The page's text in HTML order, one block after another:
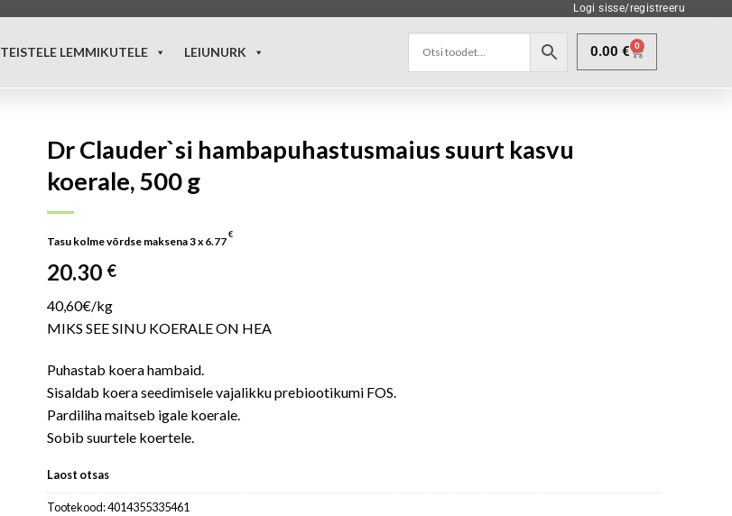
Logi sisse/registreeru
TEISTELE LEMMIKUTELE LEIUNURK 0.00 € 0
Dr Clauder`si hambapuhastusmaius suurt kasvu
koerale, 500 g
Tasu kolme võrdse maksena 3 x 6.77
€
20.30 €
40,60€/kg
MIKS SEE SINU KOERALE ON HEA
Puhastab koera hambaid.
Sisaldab koera seedimisele vajalikku prebiootikumi FOS.
Pardiliha maitseb igale koerale.
Sobib suurtele koertele.
Laost otsas
Tootekood:4014355335461